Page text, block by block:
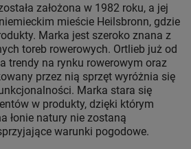
założona w 1982 roku, a jej
mieście Heilsbronn, gdzie
Marka jest szeroko znana z
toreb rowerowych. Ortlieb już od
trendy na rynku rowerowym oraz
przez nią sprzęt wyróżnia się
Marka stara się
w produkty, dzięki którym
łonie natury nie zostaną
warunki pogodowe.